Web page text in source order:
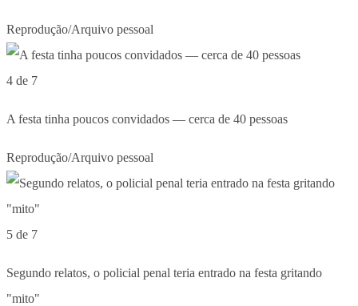
Reprodução/Arquivo pessoal
4 de 7
A festa tinha poucos convidados — cerca de 40 pessoas
Reprodução/Arquivo pessoal
5 de 7
Segundo relatos, o policial penal teria entrado na festa gritando
"mito"